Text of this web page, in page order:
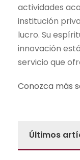
actividades
institución
lucro. Su
innovación
servicio que
Conozca más
Últimos